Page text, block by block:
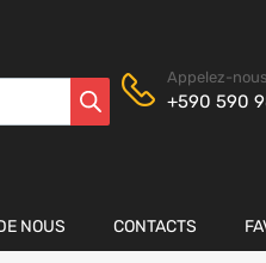
Appelez-
+590 590
NOUS CONTACTS